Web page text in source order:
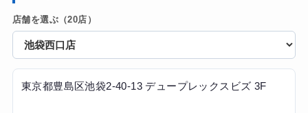
くれた気がしています。
また、食生活についても、調理法から食べ方など細かい部
分を提案してくれたおかげで、早い段階から体重を落とす
ことができたのも嬉しかったです。
結果的にはトレーナーさんのおかげで、日常の食生活や健
店舗を選ぶ（20店）
東京都豊島区池袋2-40-13 デュープレックスビズ 3F